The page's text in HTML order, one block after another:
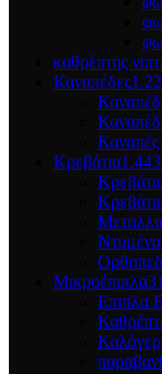
καθρέπτης
Καναπέδες
Καναπές
Κρεβάτια
Μικροέπιπλα
Επιπλα
παραβαν